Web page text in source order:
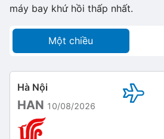
máy bay khứ hồi thấp nhất.
Một chiều
Hà Nội
HAN 10/08/2026